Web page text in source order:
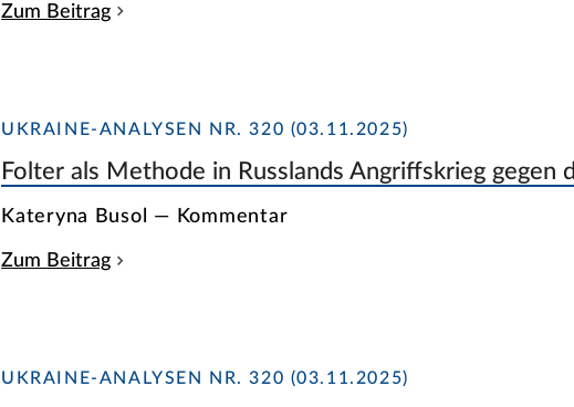
Zum Beitrag
UKRAINE-ANALYSEN NR. 320 (03.11.2025)
Folter als Methode in Russlands Angriffskrieg gegen
Kateryna Busol — Kommentar
Zum Beitrag
UKRAINE-ANALYSEN NR. 320 (03.11.2025)